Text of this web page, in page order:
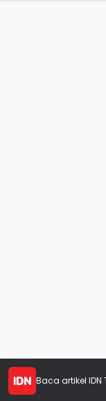
Baca artikel IDN